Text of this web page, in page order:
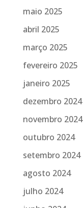
maio 2025
abril 2025
março 2025
fevereiro 2025
janeiro 2025
dezembro 2024
novembro 2024
outubro 2024
setembro 2024
agosto 2024
julho 2024